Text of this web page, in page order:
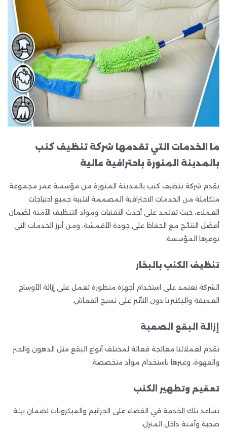
ما الخدمات التي تقدمها شركة تنظيف كنب
بالمدينة المنورة باحترافية عالية
تقدم شركة تنظيف كنب بالمدينة المنورة من مؤسسة عمر مجموعة
متكاملة من الخدمات الاحترافية المصممة لتلبية جميع احتياجات
العملاء، حيث تعتمد على أحدث التقنيات ومواد التنظيف الآمنة لضمان
أفضل النتائج مع الحفاظ على جودة الأقمشة، ومن أبرز الخدمات التي
توفرها المؤسسة:
تنظيف الكنب بالبخار
الشركة تعتمد على استخدام أجهزة متطورة تعمل على إزالة الأوساخ
العميقة والبكتيريا دون التأثير على نسيج القماش.
إزالة البقع الصعبة
نقدم لعملائنا معالجة فعالة لمختلف أنواع البقع مثل الدهون والحبر
والقهوة، وغيرها باستخدام مواد متخصصة.
تعقيم وتطهير الكنب
تساعد تلك الخدمة في القضاء على الجراثيم والميكروبات لضمان بيئة
صحية وآمنة داخل المنزل.